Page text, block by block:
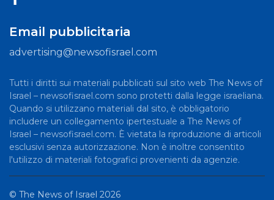
Email pubblicitaria
advertising@newsofisrael.com
Tutti i diritti sui materiali pubblicati sul sito web The News of
Israel – newsofisrael.com sono protetti dalla legge israeliana.
Quando si utilizzano materiali dal sito, è obbligatorio
includere un collegamento ipertestuale a The News of
Israel – newsofisrael.com. È vietata la riproduzione di articoli
esclusivi senza autorizzazione. Non è inoltre consentito
l'utilizzo di materiali fotografici provenienti da agenzie.
© The News of Israel 2026